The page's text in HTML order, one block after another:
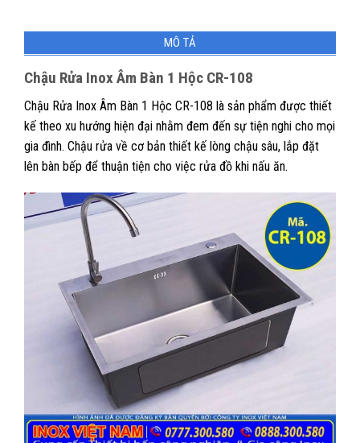
MÔ TẢ
Chậu Rửa Inox Âm Bàn 1 Hộc CR-108
Chậu Rửa Inox Âm Bàn 1 Hộc CR-108 là sản phẩm được thiết
kế theo xu hướng hiện đại nhằm đem đến sự tiện nghi cho mọi
gia đình. Chậu rửa về cơ bản thiết kế lòng chậu sâu, lắp đặt
lên bàn bếp để thuận tiện cho việc rửa đồ khi nấu ăn.